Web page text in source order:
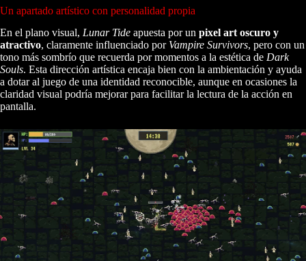
Un apartado artístico con personalidad propia
En el plano visual, Lunar Tide apuesta por un pixel art oscuro y
atractivo, claramente influenciado por Vampire Survivors, pero con un
tono más sombrío que recuerda por momentos a la estética de Dark
Souls. Esta dirección artística encaja bien con la ambientación y ayuda
a dotar al juego de una identidad reconocible, aunque en ocasiones la
claridad visual podría mejorar para facilitar la lectura de la acción en
pantalla.